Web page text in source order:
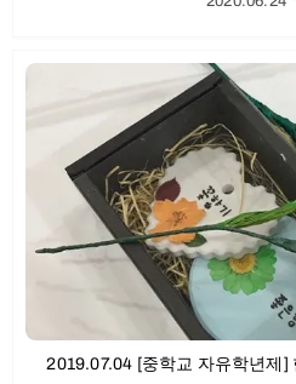
2019.07.04 [중학교 자유학년제]